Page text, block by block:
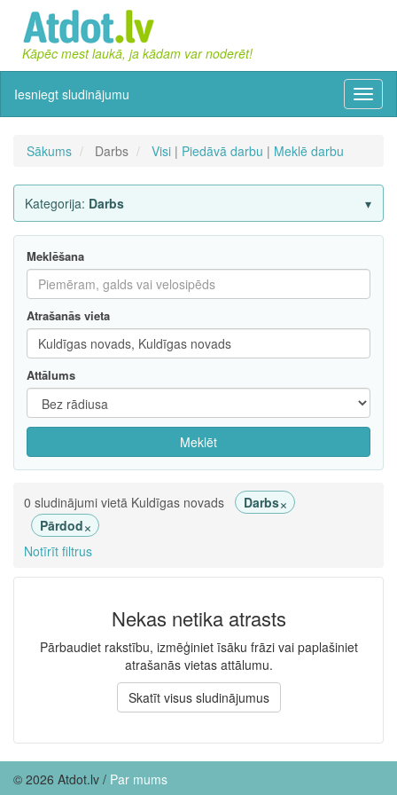
Kāpēc mest laukā, ja kādam var noderēt!
Iesniegt sludinājumu
Sākums Darbs Visi | Piedāvā darbu | Meklē darbu
Kategorija: Darbs
Meklēšana
Atrašanās vieta
Attālums
Meklēt
0 sludinājumi vietā Kuldīgas novads Darbs×
Pārdod×
Notīrīt filtrus
Nekas netika atrasts
Pārbaudiet rakstību, izmēģiniet īsāku frāzi vai paplašiniet
atrašanās vietas attālumu.
Skatīt visus sludinājumus
© 2026 Atdot.lv / Par mums